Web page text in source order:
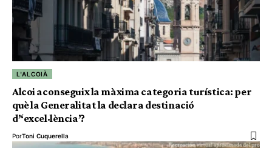
L'ALCOIÀ
Alcoi aconseguix la màxima categoria turística: per
què la Generalitat la declara destinació
d’‘excel·lència’?
PorToni Cuquerella